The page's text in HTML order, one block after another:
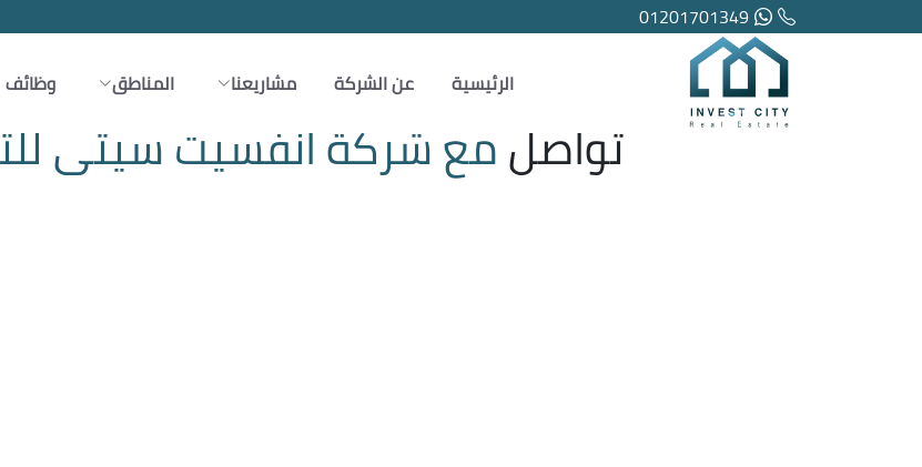
01201701349
الرئيسية
عن الشركة مشاريعنا المناطق وظائف
تواصلمع شركة انفسيت سيتى